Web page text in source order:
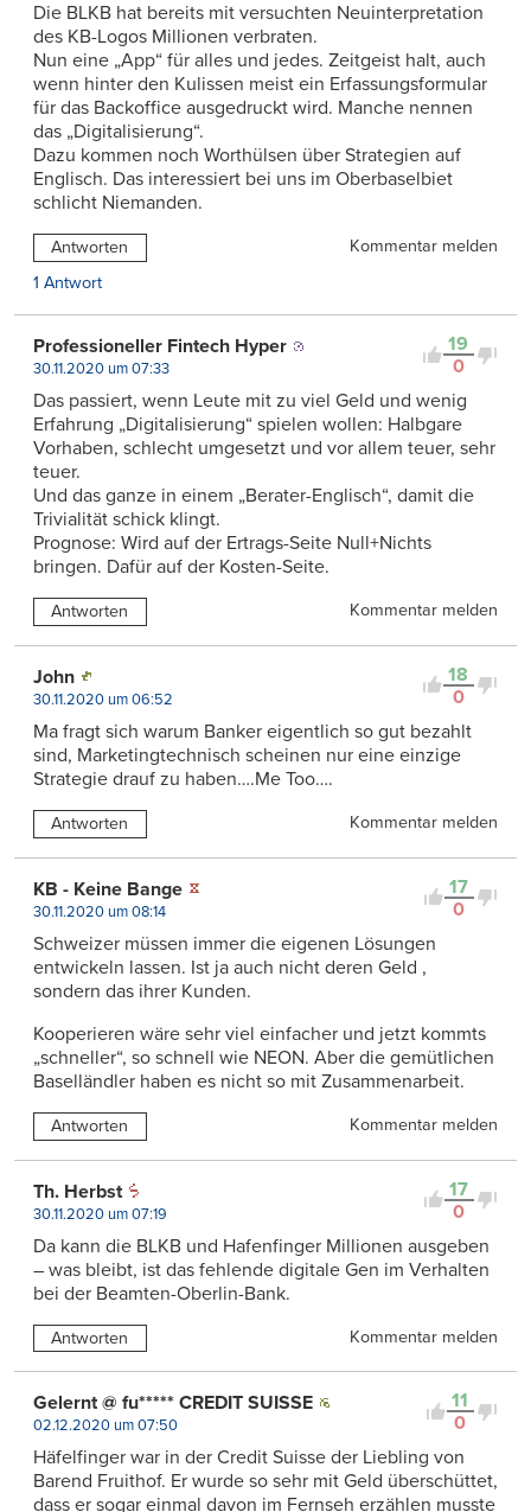
Die BLKB hat bereits mit versuchten Neuinterpretation
des KB-Logos Millionen verbraten.
Nun eine „App“ für alles und jedes. Zeitgeist halt, auch
wenn hinter den Kulissen meist ein Erfassungsformular
für das Backoffice ausgedruckt wird. Manche nennen
das „Digitalisierung“.
Dazu kommen noch Worthülsen über Strategien auf
Englisch. Das interessiert bei uns im Oberbaselbiet
schlicht Niemanden.
Antworten
Kommentar melden
1 Antwort
19
0
Professioneller Fintech Hyper
30.11.2020 um 07:33
Das passiert, wenn Leute mit zu viel Geld und wenig
Erfahrung „Digitalisierung“ spielen wollen: Halbgare
Vorhaben, schlecht umgesetzt und vor allem teuer, sehr
teuer.
Und das ganze in einem „Berater-Englisch“, damit die
Trivialität schick klingt.
Prognose: Wird auf der Ertrags-Seite Null+Nichts
bringen. Dafür auf der Kosten-Seite.
Antworten Kommentar melden
18
0
John
30.11.2020 um 06:52
Ma fragt sich warum Banker eigentlich so gut bezahlt
sind, Marketingtechnisch scheinen nur eine einzige
Strategie drauf zu haben….Me Too….
Antworten Kommentar melden
17
0
KB - Keine Bange
30.11.2020 um 08:14
Schweizer müssen immer die eigenen Lösungen
entwickeln lassen. Ist ja auch nicht deren Geld ,
sondern das ihrer Kunden.
Kooperieren wäre sehr viel einfacher und jetzt kommts
„schneller“, so schnell wie NEON. Aber die gemütlichen
Baselländler haben es nicht so mit Zusammenarbeit.
Antworten Kommentar melden
17
0
Th. Herbst
30.11.2020 um 07:19
Da kann die BLKB und Hafenfinger Millionen ausgeben
– was bleibt, ist das fehlende digitale Gen im Verhalten
bei der Beamten-Oberlin-Bank.
Antworten Kommentar melden
11
0
Gelernt @ fu***** CREDIT SUISSE
02.12.2020 um 07:50
Häfelfinger war in der Credit Suisse der Liebling von
Barend Fruithof. Er wurde so sehr mit Geld überschüttet,
dass er sogar einmal davon im Fernseh erzählen musste